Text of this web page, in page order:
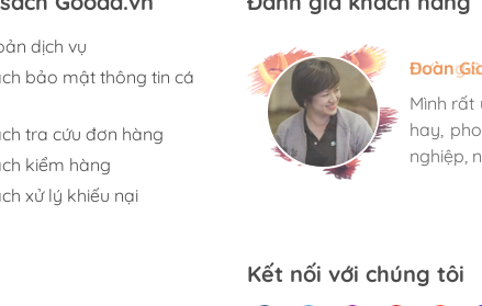
của bạn!
dịch vụ
bảo mật thông tin cá
tra cứu đơn hàng
kiểm hàng
xử lý khiếu nại
Hương
Mình rất
hay,
nghiệp,
Đoàn
Mình rất
hay,
nghiệp,
Ngọc
Mình rất
hay,
nghiệp,
Kết nối với chúng tôi